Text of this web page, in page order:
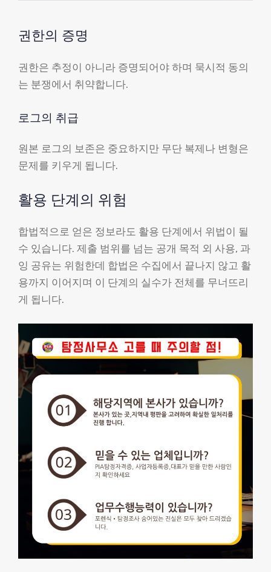
권한의 증명
권한은 추정이 아니라 증명되어야 하며 묵시적 동의
는 분쟁에서 취약합니다.
로그의 취급
원본 로그의 보존은 중요하지만 무단 복제나 변형은
문제를 키우게 됩니다.
활용 단계의 위험
합법적으로 얻은 정보라도 활용 단계에서 위법이 될
수 있습니다. 제출 범위를 넘는 공개 목적 외 사용, 과
잉 공유는 위험한데 합법은 수집에서 끝나지 않고 활
용까지 이어지며 이 단계의 실수가 전체를 무너뜨리
게 됩니다.